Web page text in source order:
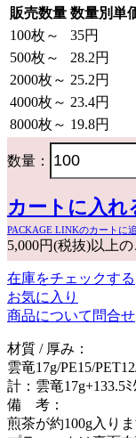
販売数量 数量別単
100枚～
35円
500枚～
28.2円
2000枚～ 25.2円
4000枚～ 23.4円
8000枚～ 19.8円
数量：
カートに入れ
PACKAGE LINKのカートに
5,000円(税抜)以上
在庫をチェックする
お気に入り
商品について問合せ
材質 / 厚み：
雲竜17g/PE15/
計：雲竜17g+133.5ﾐ
備 考：
煎茶が約100g入りま